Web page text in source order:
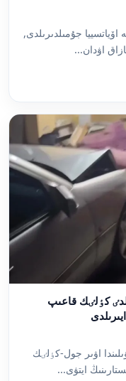
جۇمىلدىرىلدى,
كٶلٸك قاعىپ
اۋىر جول-كٶلٸك
ايتۋى...